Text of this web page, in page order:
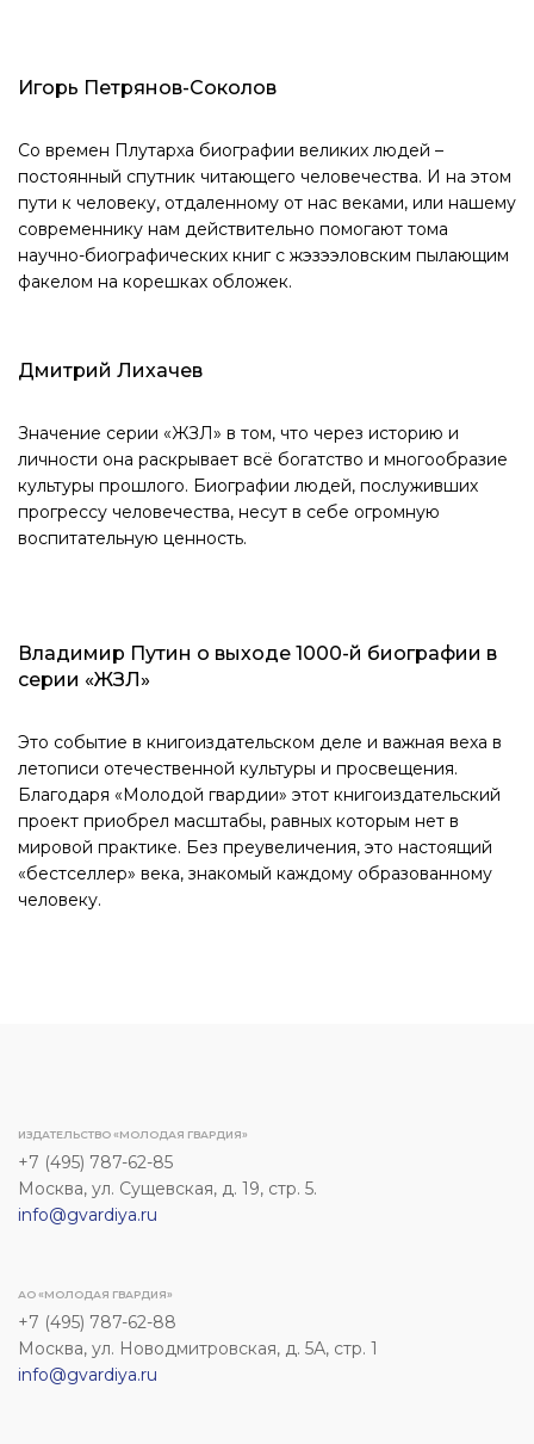
Игорь Петрянов-Соколов
Со времен Плутарха биографии великих людей –
постоянный спутник читающего человечества. И на этом
пути к человеку, отдаленному от нас веками, или нашему
современнику нам действительно помогают тома
научно-биографических книг с жэзээловским пылающим
факелом на корешках обложек.
Дмитрий Лихачев
Значение серии «ЖЗЛ» в том, что через историю и
личности она раскрывает всё богатство и многообразие
культуры прошлого. Биографии людей, послуживших
прогрессу человечества, несут в себе огромную
воспитательную ценность.
Владимир Путин о выходе 1000-й биографии в
серии «ЖЗЛ»
Это событие в книгоиздательском деле и важная веха в
летописи отечественной культуры и просвещения.
Благодаря «Молодой гвардии» этот книгоиздательский
проект приобрел масштабы, равных которым нет в
мировой практике. Без преувеличения, это настоящий
«бестселлер» века, знакомый каждому образованному
человеку.
ИЗДАТЕЛЬСТВО «МОЛОДАЯ ГВАРДИЯ»
+7 (495) 787-62-85
Москва, ул. Сущевская, д. 19, стр. 5.
info@gvardiya.ru
АО «МОЛОДАЯ ГВАРДИЯ»
+7 (495) 787-62-88
Москва, ул. Новодмитровская, д. 5А, стр. 1
info@gvardiya.ru